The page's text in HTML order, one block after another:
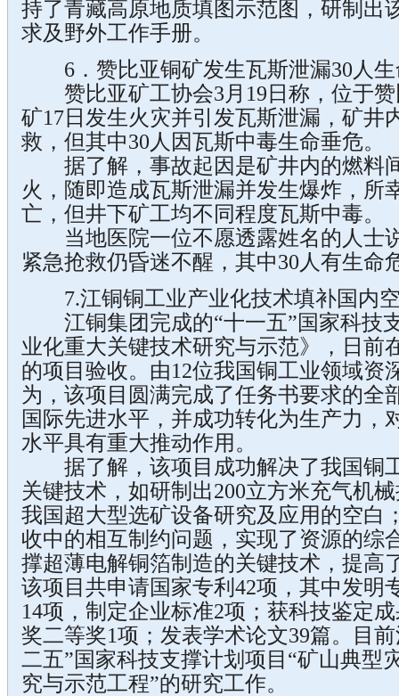
持了青藏高原地质填图示范图，研制出
求及野外工作手册。
6．赞比亚铜矿发生瓦斯泄漏30人生
赞比亚矿工协会3月19日称，位于赞
矿17日发生火灾并引发瓦斯泄漏，矿井
救，但其中30人因瓦斯中毒生命垂危。
据了解，事故起因是矿井内的燃料
火，随即造成瓦斯泄漏并发生爆炸，所
亡，但井下矿工均不同程度瓦斯中毒。
当地医院一位不愿透露姓名的人士
紧急抢救仍昏迷不醒，其中30人有生命
7.江铜铜工业产业化技术填补国内
江铜集团完成的“十一五”国家科技
业化重大关键技术研究与示范》，日前
的项目验收。由12位我国铜工业领域资
为，该项目圆满完成了任务书要求的全
国际先进水平，并成功转化为生产力，
水平具有重大推动作用。
据了解，该项目成功解决了我国铜
关键技术，如研制出200立方米充气机
我国超大型选矿设备研究及应用的空白
收中的相互制约问题，实现了资源的综
撑超薄电解铜箔制造的关键技术，提高
该项目共申请国家专利42项，其中发明
14项，制定企业标准2项；获科技鉴定
奖二等奖1项；发表学术论文39篇。目
二五”国家科技支撑计划项目“矿山典型
究与示范工程”的研究工作。